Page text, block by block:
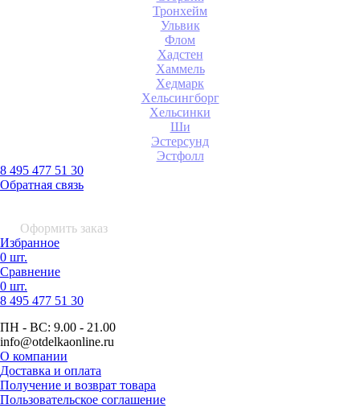
Тронхейм
Ульвик
Флом
Хадстен
Хаммель
Хедмарк
Хельсингборг
Хельсинки
Ши
Эстерсунд
Эстфолл
8 495 477 51 30
Обратная связь
Оформить заказ
Избранное
0 шт.
Сравнение
0 шт.
8 495 477 51 30
ПН - ВС: 9.00 - 21.00
info@otdelkaonline.ru
О компании
Доставка и оплата
Получение и возврат товара
Пользовательское соглашение